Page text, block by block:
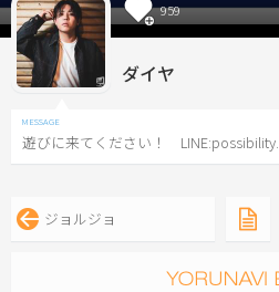
959
ダイヤ
遊びに来てください！ LINE:possibility.
ジョルジョ